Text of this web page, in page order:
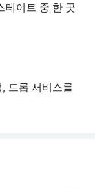
테이트 중 한 곳
드롭 서비스를